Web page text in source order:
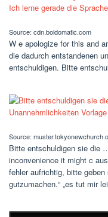
Source: cdn.boldomatic.com
W e apologize for this and
die dadurch entstandenen
entschuldigen. Bitte
Source:
Bitte entschuldigen sie die
inconvenience it might c
fehler aufrichtig, bitte
gutzumachen.“ „es tut mir